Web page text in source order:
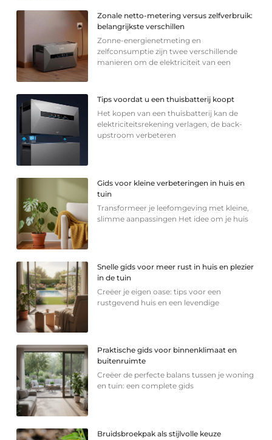
Zonale netto-metering versus zelfverbruik:
belangrijkste verschillen
Zonne-energienetmeting en
zelfconsumptie zijn twee verschillende
manieren om de elektriciteit van een
Tips voordat u een thuisbatterij koopt
Het kopen van een thuisbatterij kan de
elektriciteitsrekening verlagen, de back-
upstroom verbeteren
Gids voor kleine verbeteringen in huis en
tuin
Transformeer je leefomgeving met kleine,
slimme aanpassingen Het idee om je huis
Snelle gids voor meer rust in huis en plezier
in de tuin
Creëer je eigen oase: tips voor een
rustgevend huis en een levendige
Praktische gids voor binnenklimaat en
buitenruimte
Creëer de perfecte balans tussen je woning
en tuin: een complete gids
Bruidsbroekpak als stijlvolle keuze